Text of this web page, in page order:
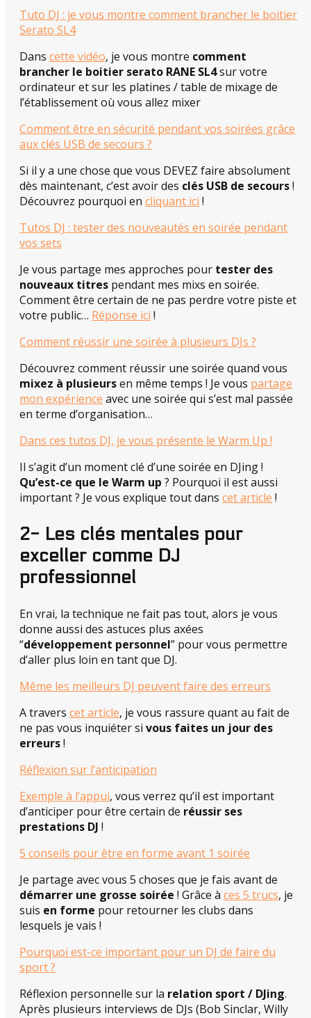
Tuto DJ : je vous montre comment brancher le boitier
Serato SL4
Dans cette vidéo, je vous montre comment
brancher le boitier serato RANE SL4sur votre
ordinateur et sur les platines / table de mixage de
l’établissement où vous allez mixer
Comment être en sécurité pendant vos soirées grâce
aux clés USB de secours ?
Si il y a une chose que vous DEVEZ faire absolument
dès maintenant, c’est avoir des clés USB de secours!
Découvrez pourquoi en cliquant ici !
Tutos DJ : tester des nouveautés en soirée pendant
vos sets
Je vous partage mes approches pour tester des
nouveaux titres pendant mes mixs en soirée.
Comment être certain de ne pas perdre votre piste et
votre public… Réponse ici !
Comment réussir une soirée à plusieurs DJs ?
Découvrez comment réussir une soirée quand vous
mixez à plusieursen même temps ! Je vous partage
mon expérience avec une soirée qui s’est mal passée
en terme d’organisation…
Dans ces tutos DJ, je vous présente le Warm Up !
Il s’agit d’un moment clé d’une soirée en DJing !
Qu’est-ce que le Warm up ? Pourquoi il est aussi
important ? Je vous explique tout dans cet article !
2- Les clés mentales pour
exceller comme DJ
professionnel
En vrai, la technique ne fait pas tout, alors je vous
donne aussi des astuces plus axées
“développement personnel” pour vous permettre
d’aller plus loin en tant que DJ.
Même les meilleurs DJ peuvent faire des erreurs
A travers cet article, je vous rassure quant au fait de
ne pas vous inquiéter si vous faites un jour des
erreurs!
Réflexion sur l’anticipation
Exemple à l’appui, vous verrez qu’il est important
d’anticiper pour être certain de réussir ses
prestations DJ !
5 conseils pour être en forme avant 1 soirée
Je partage avec vous 5 choses que je fais avant de
démarrer une grosse soirée ! Grâce à ces 5 trucs, je
suis en forme pour retourner les clubs dans
lesquels je vais !
Pourquoi est-ce important pour un DJ de faire du
sport ?
Réflexion personnelle sur la relation sport / DJing.
Après plusieurs interviews de DJs (Bob Sinclar, Willy